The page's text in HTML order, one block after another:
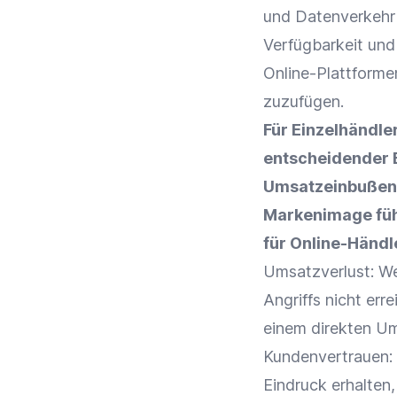
und
Verfügbarkeit
Online-
zuzufügen.
Für
entscheidender
Markenimage
für Online-
Umsatzverlust:
Angriffs nicht
einem direkten
Kundenvertrauen
Eindruck